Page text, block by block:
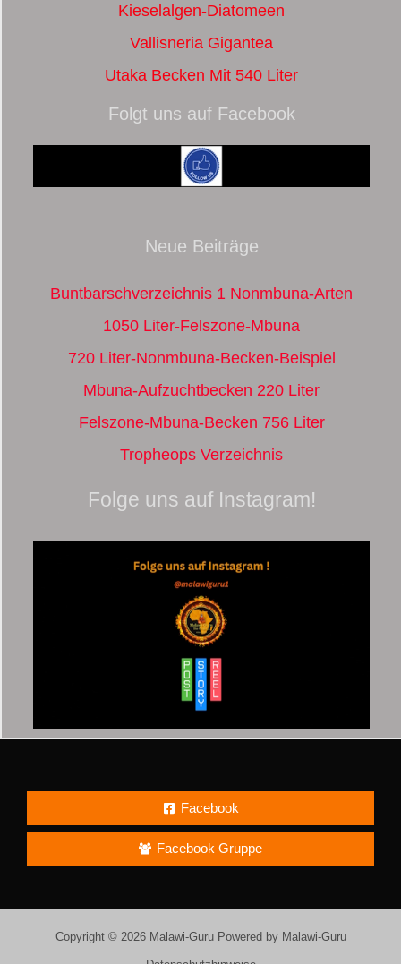
Kieselalgen-Diatomeen
Vallisneria Gigantea
Utaka Becken Mit 540 Liter
Folgt uns auf Facebook
Neue Beiträge
Buntbarschverzeichnis 1 Nonmbuna-Arten
1050 Liter-Felszone-Mbuna
720 Liter-Nonmbuna-Becken-Beispiel
Mbuna-Aufzuchtbecken 220 Liter
Felszone-Mbuna-Becken 756 Liter
Tropheops Verzeichnis
Folge uns auf Instagram!
Facebook
Facebook Gruppe
Copyright © 2026 Malawi-Guru Powered by Malawi-Guru